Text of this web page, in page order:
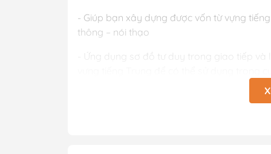
- Giúp bạn xây dựng được vốn từ vựng
thông – nói thạo
- Ứng dụng sơ đồ tư duy trong giao tiếp và